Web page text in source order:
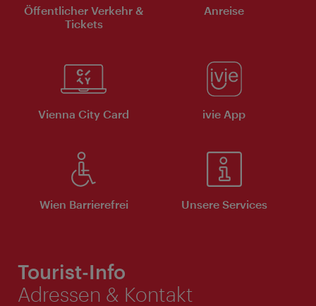
Öffentlicher Verkehr &
Tickets
Anreise
Vienna City Card ivie App
Wien Barrierefrei Unsere Services
Tourist-Info
Adressen & Kontakt